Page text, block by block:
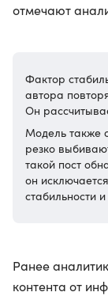
отмечают
Фактор
автора
Он
Модель также
резко
такой пост
он
стабильности
Ранее
контента от